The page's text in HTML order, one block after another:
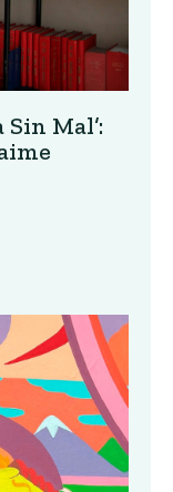
Mal’: